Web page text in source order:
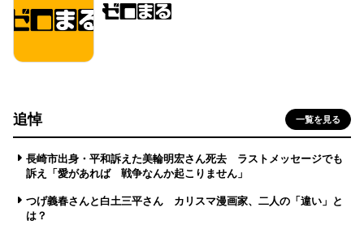
追悼 一覧を見る
長崎市出身・平和訴えた美輪明宏さん死去 ラストメッセージでも
訴え「愛があれば 戦争なんか起こりません」
つげ義春さんと白土三平さん カリスマ漫画家、二人の「違い」と
は？